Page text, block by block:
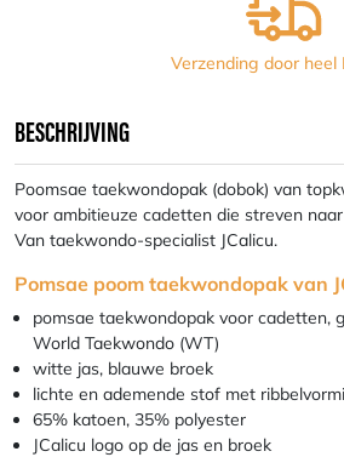
Verzending door heel
BESCHRIJVING
Poomsae taekwondopak (dobok) van
voor ambitieuze cadetten die streven
Van taekwondo-specialist JCalicu.
Pomsae poom taekwondopak van
pomsae taekwondopak voor cadetten,
World Taekwondo (WT)
witte jas, blauwe broek
lichte en ademende stof met
65% katoen, 35% polyester
JCalicu logo op de jas en broek